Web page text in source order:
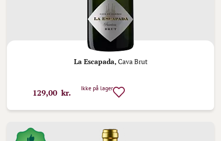
La Escapada,Cava Brut
129,00 kr. Ikke på lager